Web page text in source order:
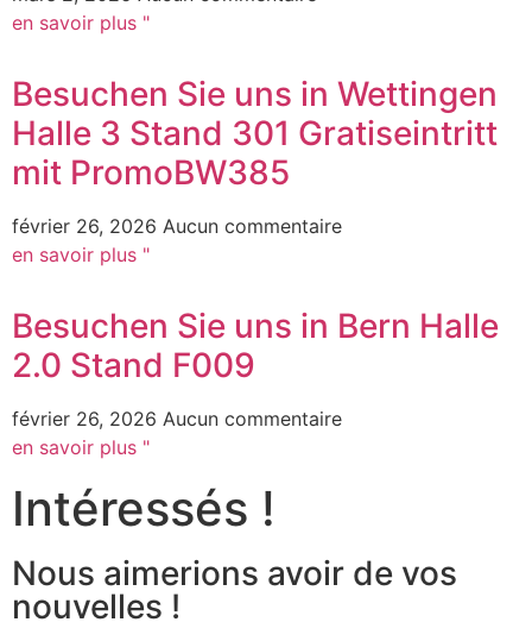
en savoir plus "
Besuchen Sie uns in Wettingen
Halle 3 Stand 301 Gratiseintritt
mit PromoBW385
février 26, 2026 Aucun commentaire
en savoir plus "
Besuchen Sie uns in Bern Halle
2.0 Stand F009
février 26, 2026 Aucun commentaire
en savoir plus "
Intéressés !
Nous aimerions avoir de vos
nouvelles !